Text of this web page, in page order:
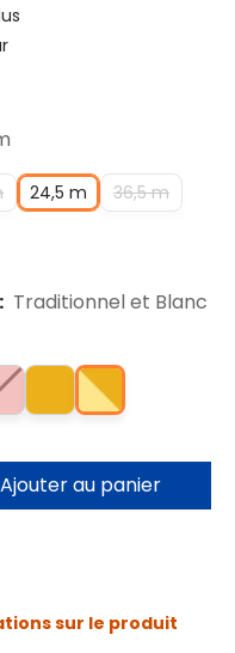
24,5 m
36,5 m
Traditionnel et Blanc
Ajouter au panier
sur le produit